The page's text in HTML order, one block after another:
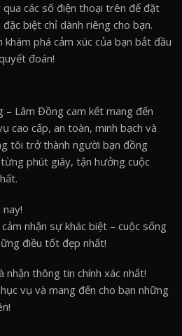
qua các số điện thoại trên để đặt
biệt chỉ dành riêng cho bạn.
phá cảm xúc của bạn bắt đầu
đoán!
Lâm Đồng cam kết mang đến
cao cấp, an toàn, minh bạch và
tôi trở thành người bạn đồng
phút giây, tận hưởng cuộc
nhận sự khác biệt – cuộc sống
điều tốt đẹp nhất!
nhận thông tin chính xác nhất!
vụ và mang đến cho bạn những